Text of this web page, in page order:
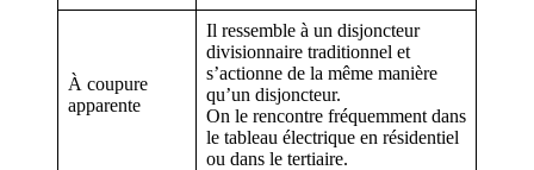
À coupure
apparente
Il ressemble à un disjoncteur
divisionnaire traditionnel et
s’actionne de la même manière
qu’un disjoncteur.
On le rencontre fréquemment dans
le tableau électrique en résidentiel
ou dans le tertiaire.